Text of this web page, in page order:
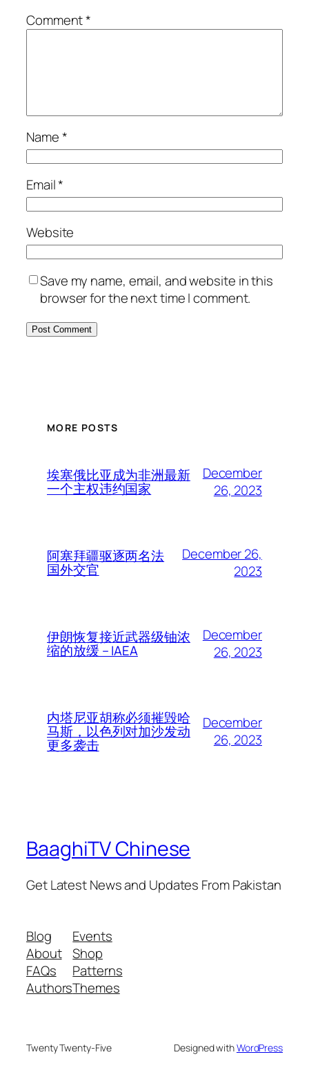
Comment*
Name*
Email*
Website
Save my name, email, and website in this
browser for the next time I comment.
MORE POSTS
埃塞俄比亚成为非洲最新
一个主权违约国家
December
26, 2023
阿塞拜疆驱逐两名法
国外交官
December 26,
2023
伊朗恢复接近武器级铀浓
缩的放缓 – IAEA
December
26, 2023
内塔尼亚胡称必须摧毁哈
马斯，以色列对加沙发动
更多袭击
December
26, 2023
BaaghiTV Chinese
Get Latest News and Updates From Pakistan
Blog
About
FAQs
Authors
Events
Shop
Patterns
Themes
Twenty Twenty-Five Designed withWordPress